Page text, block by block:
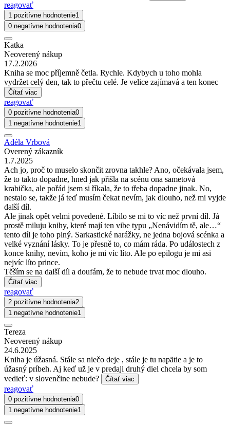
reagovať
1 pozitívne hodnotenie1
0 negatívne hodnotenia0
Katka
Neoverený nákup
17.2.2026
Kniha se moc příjemně četla. Rychle. Kdybych u toho mohla
vydržet celý den, tak to přečtu celé. Je velice zajímavá a ten konec
Čítať viac
reagovať
0 pozitívne hodnotenia0
1 negatívne hodnotenie1
Adéla Vrbová
Overený zákazník
1.7.2025
Ach jo, proč to muselo skončit zrovna takhle? Ano, očekávala jsem,
že to takto dopadne, hned jak přišla na scénu ona sametová
krabička, ale pořád jsem si říkala, že to třeba dopadne jinak. No,
nestalo se, takže já teď musím čekat nevím, jak dlouho, než mi vyjde
další díl.
Ale jinak opět velmi povedené. Líbilo se mi to víc než první díl. Já
prostě miluju knihy, které mají ten vibe typu „Nenávidím tě, ale…“
tento díl je toho plný. Sarkastické narážky, ne jedna bojová scénka a
velké vyznání lásky. To je přesně to, co mám ráda. Po událostech z
konce knihy, nevím, koho je mi víc líto. Ale po epilogu je mi asi
nejvíc líto prince.
Těším se na další díl a doufám, že to nebude trvat moc dlouho.
Čítať viac
reagovať
2 pozitívne hodnotenia2
1 negatívne hodnotenie1
Tereza
Neoverený nákup
24.6.2025
Kniha je úžasná. Stále sa niečo deje , stále je tu napätie a je to
úžasný príbeh. Aj keď už je v predaji druhý diel chcela by som
vedieť: v slovenčine nebude?
Čítať viac
reagovať
0 pozitívne hodnotenia0
1 negatívne hodnotenie1